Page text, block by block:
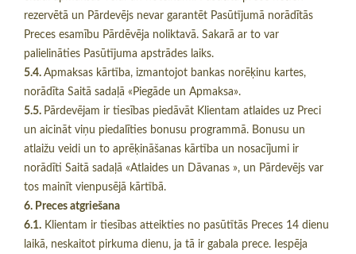
rezervētā un Pārdevējs nevar garantēt Pasūtījumā norādītās
Preces esamību Pārdēvēja noliktavā. Sakarā ar to var
palielināties Pasūtījuma apstrādes laiks.
5.4. Apmaksas kārtība, izmantojot bankas norēķinu kartes,
norādīta Saitā sadaļā «Piegāde un Apmaksa».
5.5. Pārdevējam ir tiesības piedāvāt Klientam atlaides uz Preci
un aicināt viņu piedalīties bonusu programmā. Bonusu un
atlaižu veidi un to aprēķināšanas kārtība un nosacījumi ir
norādīti Saitā sadaļā «Atlaides un Dāvanas », un Pārdevējs var
tos mainīt vienpusējā kārtībā.
6. Preces atgriešana
6.1. Klientam ir tiesības atteikties no pasūtītās Preces 14 dienu
laikā, neskaitot pirkuma dienu, ja tā ir gabala prece. Iespēja